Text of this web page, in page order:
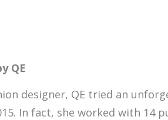
QE
designer, QE tried an
In fact, she worked with 14